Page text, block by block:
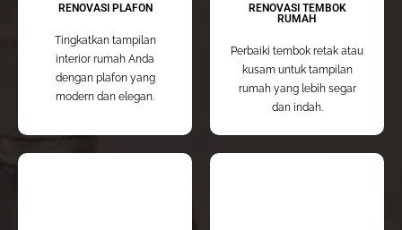
RENOVASI PLAFON
Tingkatkan tampilan
interior rumah Anda
dengan plafon yang
modern dan elegan.
RENOVASI TEMBOK
RUMAH
Perbaiki tembok retak atau
kusam untuk tampilan
rumah yang lebih segar
dan indah.